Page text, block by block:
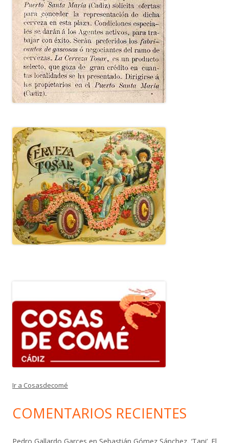
Ir a Cosasdecomé
COMENTARIOS RECIENTES
Pedro Gallardo Garces en Sebastián Gómez Sánchez, ‘Tani’. El